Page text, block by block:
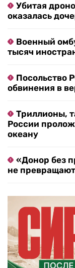
Убитая
оказалась
Военный
тысяч
Посольство
обвинения в
Триллионы,
России
океану
«Донор без
не